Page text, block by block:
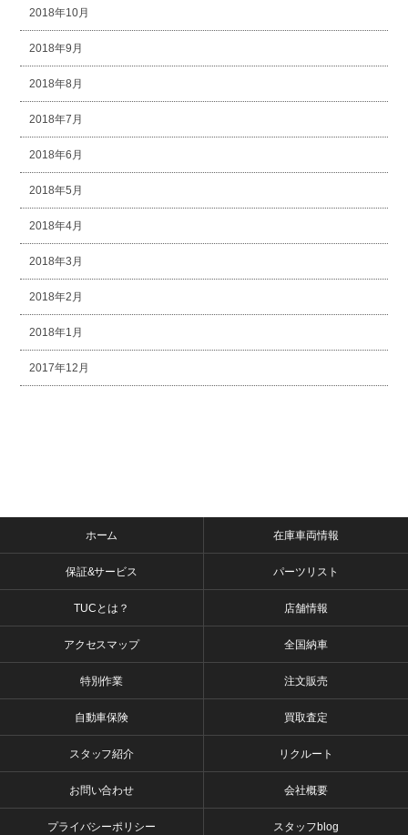
2018年10月
2018年9月
2018年8月
2018年7月
2018年6月
2018年5月
2018年4月
2018年3月
2018年2月
2018年1月
2017年12月
ホーム 在庫車両情報
保証&サービス パーツリスト
TUCとは？ 店舗情報
アクセスマップ 全国納車
特別作業 注文販売
自動車保険 買取査定
スタッフ紹介 リクルート
お問い合わせ 会社概要
プライバシーポリシー スタッフblog